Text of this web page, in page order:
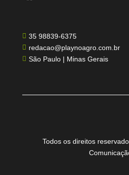
 35 98839-6375
 redacao@playnoagro.com.br
 São Paulo | Minas Gerais
Todos os direitos